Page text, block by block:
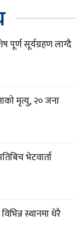
पूर्ण सूर्यग्रहण लाग्दै
मृत्यु, २० जना
भेटवार्ता
स्थानमा धेरै